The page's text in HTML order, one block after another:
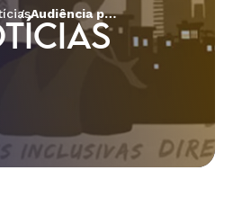
Audiência pública sobre Rio dos Macacos termina com impasse entre Marinha e comunidade quilombola